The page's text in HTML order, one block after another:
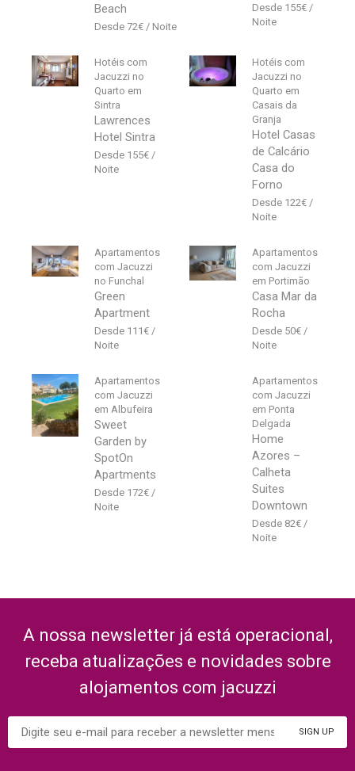
Beach
72€
155€
Hotéis com
Jacuzzi no
Quarto em
Sintra
Lawrences
Hotel Sintra
155€
Hotéis com
Jacuzzi no
Quarto em
Casais da
Granja
Hotel Casas
de Calcário
Casa do
Forno
122€
Apartamentos
com Jacuzzi
no Funchal
Green
Apartment
111€
Apartamentos
com Jacuzzi
em Portimão
Casa Mar da
Rocha
50€
Apartamentos
com Jacuzzi
em Albufeira
Sweet
Garden by
SpotOn
Apartments
172€
Apartamentos
com Jacuzzi
em Ponta
Delgada
Home
Azores –
Calheta
Suites
Downtown
82€
A nossa newsletter já está operacional,
receba atualizações e novidades sobre
alojamentos com jacuzzi